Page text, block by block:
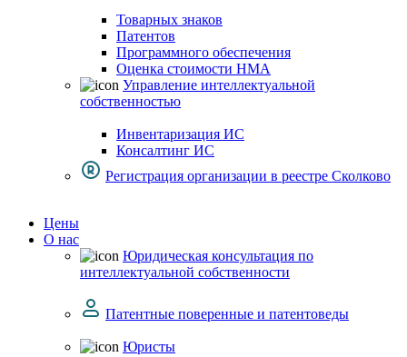
Товарных знаков
Патентов
Программного обеспечения
Оценка стоимости НМА
Управление интеллектуальной
собственностью
Инвентаризация ИС
Консалтинг ИС
Регистрация организации в реестре Сколково
Цены
О нас
Юридическая консультация по
интеллектуальной собственности
Патентные поверенные и патентоведы
Юристы